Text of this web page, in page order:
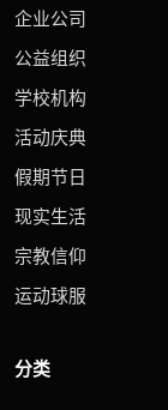
企业公司
公益组织
学校机构
活动庆典
假期节日
现实生活
宗教信仰
运动球服
分类